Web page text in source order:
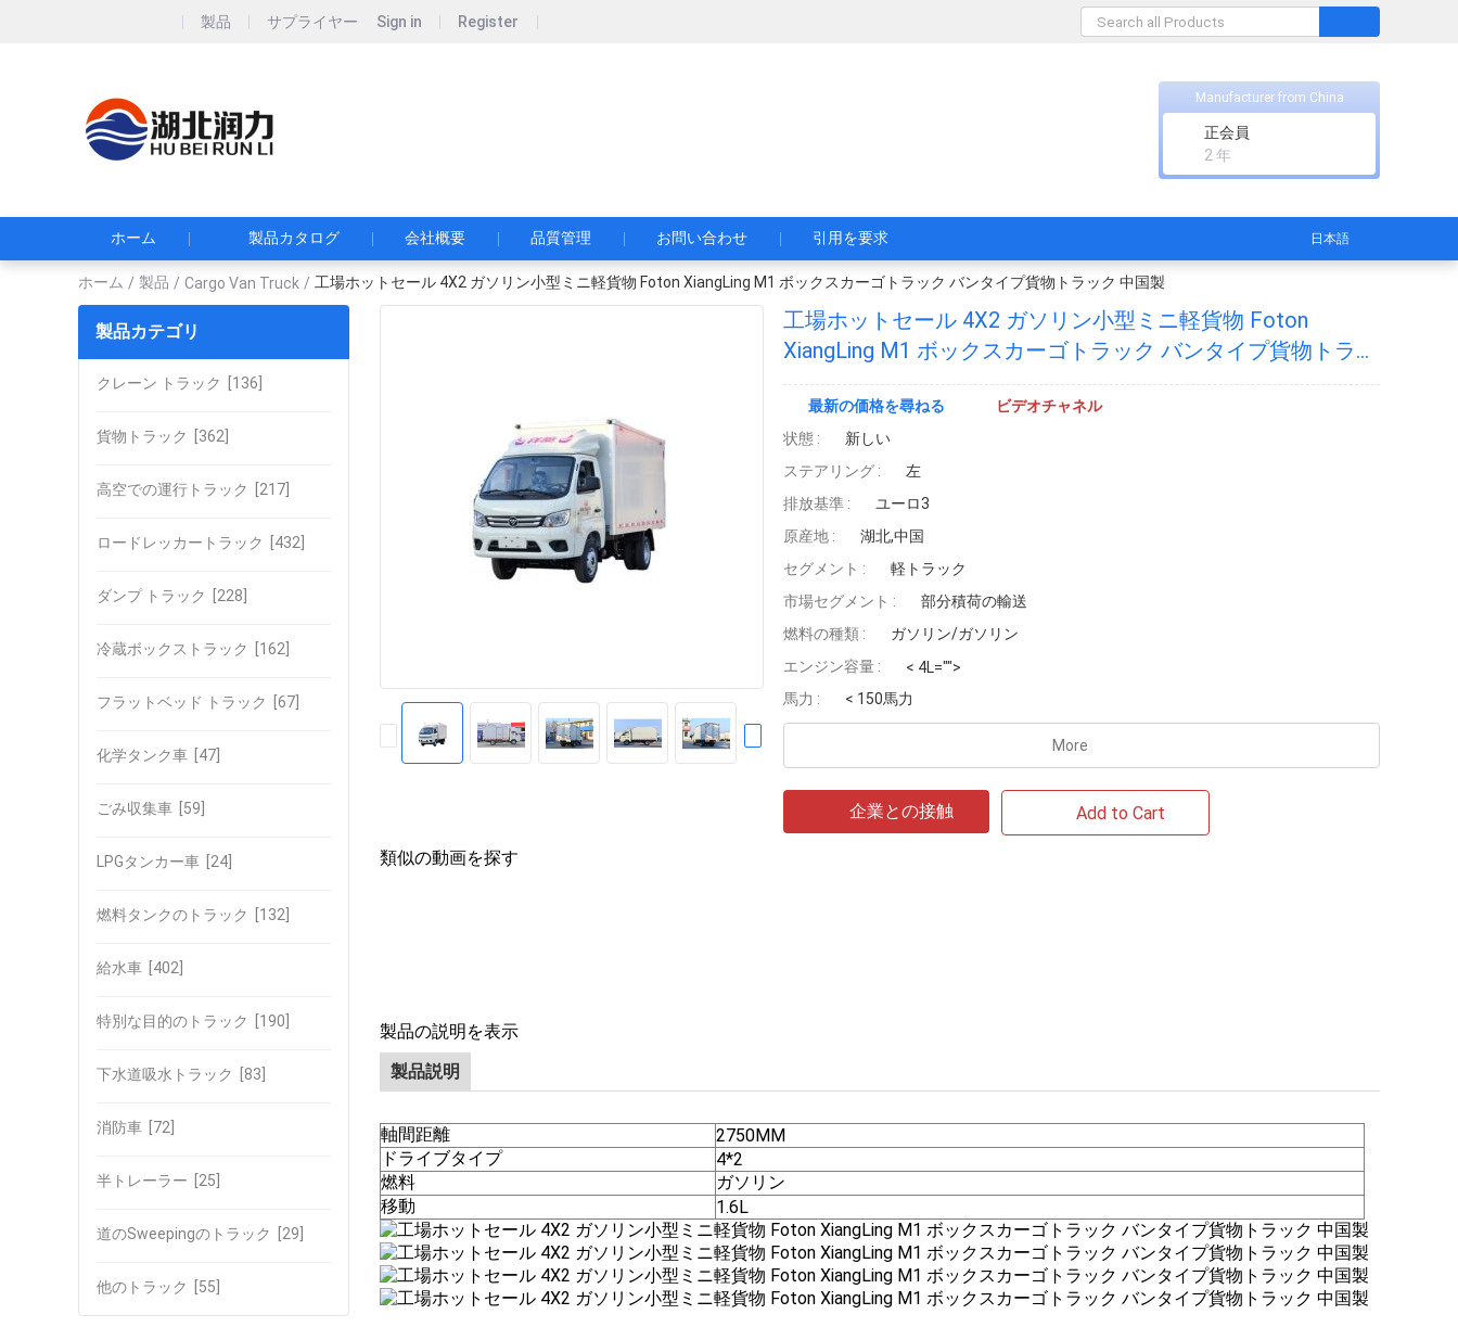
製品 サプライヤー Sign in Register
Manufacturer from China
正会員
2 年
ホーム 製品カタログ 会社概要 品質管理 お問い合わせ 引用を要求 日本語
ホーム / 製品 / Cargo Van Truck / 工場ホットセール 4X2 ガソリン小型ミニ軽貨物 Foton XiangLing M1 ボックスカーゴトラック バンタイプ貨物トラック 中国製
製品カテゴリ
クレーン トラック [136]
貨物トラック [362]
高空での運行トラック [217]
ロードレッカートラック [432]
ダンプ トラック [228]
冷蔵ボックストラック [162]
フラットベッド トラック [67]
化学タンク車 [47]
ごみ収集車 [59]
LPGタンカー車 [24]
燃料タンクのトラック [132]
給水車 [402]
特別な目的のトラック [190]
下水道吸水トラック [83]
消防車 [72]
半トレーラー [25]
道のSweepingのトラック [29]
他のトラック [55]
工場ホットセール 4X2 ガソリン小型ミニ軽貨物 Foton
XiangLing M1 ボックスカーゴトラック バンタイプ貨物トラッ
ク 中国製
最新の価格を尋ねる
ビデオチャネル
状態 :
新しい
ステアリング :
左
排放基準 :
ユーロ3
原産地 :
湖北,中国
セグメント :
軽トラック
市場セグメント :
部分積荷の輸送
燃料の種類 :
ガソリン/ガソリン
エンジン容量 :
< 4L="">
馬力 :
< 150馬力
More
企業との接触 Add to Cart
類似の動画を探す
製品の説明を表示
製品説明
軸間距離
2750MM
ドライブタイプ
4*2
燃料
ガソリン
移動
1.6L